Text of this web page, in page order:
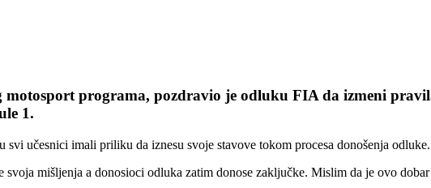
programa, pozdravio je odluku FIA da izmeni
1.
svi učesnici imali priliku da iznesu svoje stavove tokom procesa donošenja odluke.
svoja mišljenja a donosioci odluka zatim donose zaključke. Mislim da je ovo